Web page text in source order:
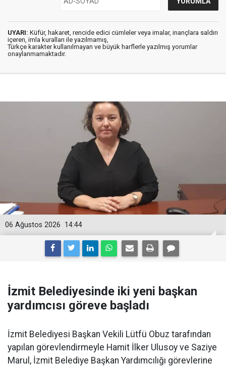
UYARI: Küfür, hakaret, rencide edici cümleler veya imalar, inançlara saldırı
içeren, imla kuralları ile yazılmamış,
Türkçe karakter kullanılmayan ve büyük harflerle yazılmış yorumlar
onaylanmamaktadır.
14:44
06 Ağustos 2026
İzmit Belediyesinde iki yeni başkan
yardımcısı göreve başladı
İzmit Belediyesi Başkan Vekili Lütfü Obuz tarafından
yapılan görevlendirmeyle Hamit İlker Ulusoy ve Saziye
Marul, İzmit Belediye Başkan Yardımcılığı görevlerine